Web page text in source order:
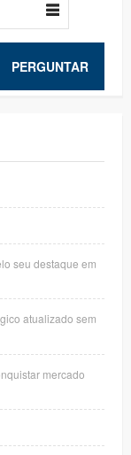
PERGUNTAR
seu destaque em
atualizado sem
mercado